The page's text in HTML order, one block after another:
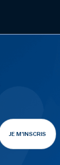
JE M'INSCRIS